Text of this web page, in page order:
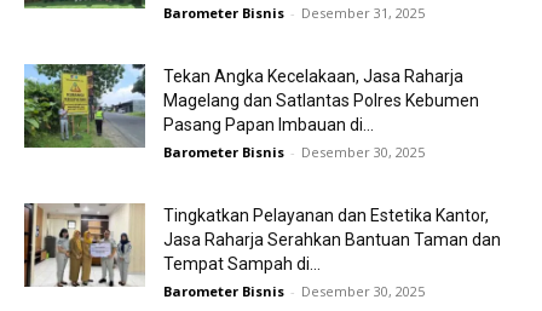
Barometer Bisnis - Desember 31, 2025
Tekan Angka Kecelakaan, Jasa Raharja
Magelang dan Satlantas Polres Kebumen
Pasang Papan Imbauan di...
Barometer Bisnis - Desember 30, 2025
Tingkatkan Pelayanan dan Estetika Kantor,
Jasa Raharja Serahkan Bantuan Taman dan
Tempat Sampah di...
Barometer Bisnis - Desember 30, 2025